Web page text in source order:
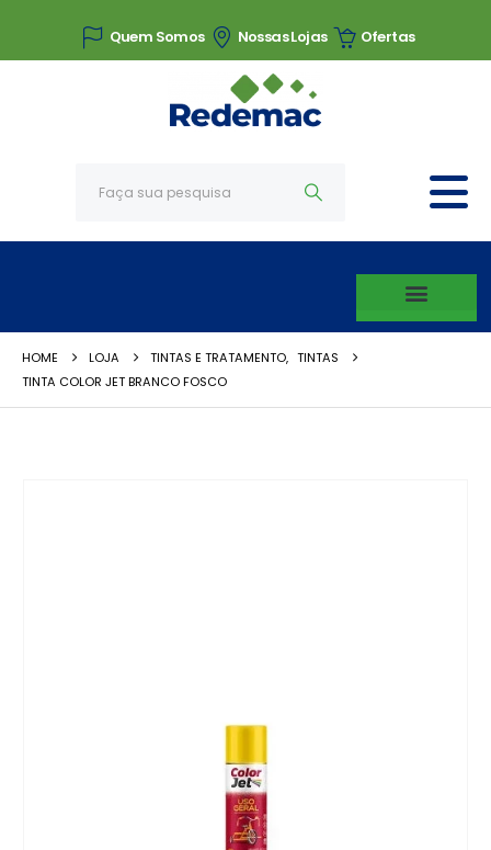
Quem Somos Nossas Lojas Ofertas
HOME LOJA TINTAS E TRATAMENTO, TINTAS
TINTA COLOR JET BRANCO FOSCO